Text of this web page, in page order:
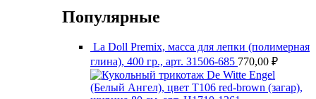
Популярные
La Doll Premix, масса для лепки (полимерная
глина), 400 гр., арт. З1506-685 770,00 ₽